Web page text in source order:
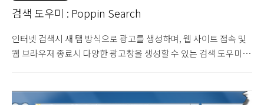
검색 도우미 : Poppin Search
인터넷 검색시 새 탭 방식으로 광고를 생성하며, 웹 사이트 접속 및
웹 브라우저 종료시 다양한 광고창을 생성할 수 있는 검색 도우미
OpenSearchGT (2013.4.13) 검색 도우미 : Enumerate Top